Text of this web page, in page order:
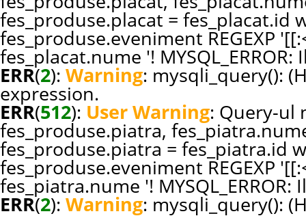
fes_produse.placat = fes_placat.id
fes_produse.eveniment REGEXP
fes_placat.nume '!
ERR(2): Warning: mysqli_query():
expression.
ERR(512): User Warning: Query-ul
fes_produse.piatra,
fes_produse.piatra = fes_piatra.id
fes_produse.eveniment REGEXP
fes_piatra.nume '!
ERR(2): Warning: mysqli_query():